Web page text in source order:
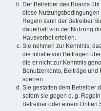
Der Betreiber des Boards
diese
Regeln kann der Betreiber
dauerhaft von der Nutzung
Hausverbot erteilen.
Sie nehmen zur Kenntnis,
die Inhalte von Beiträgen
die er nicht zur Kenntnis
Benutzerkonto, Beiträge
sperren.
Sie gestatten dem Betreiber
sofern sie gegen o. g.
Betreiber oder einem Dritten